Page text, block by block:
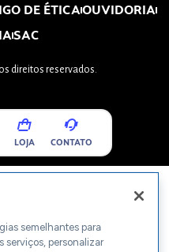
DE ÉTICAOUVIDORIA
SAC
direitos reservados.
LOJA CONTATO
semelhantes para
serviços, personalizar